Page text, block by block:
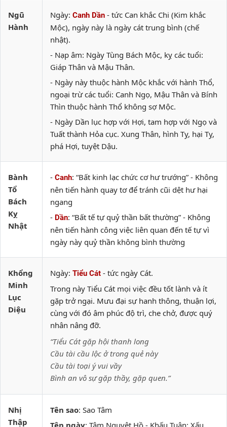
Ngũ
Hành
Ngày: Canh Dần - tức Can khắc Chi (Kim khắc
Mộc), ngày này là ngày cát trung bình (chế
nhật).
- Nạp âm: Ngày Tùng Bách Mộc, kỵ các tuổi:
Giáp Thân và Mậu Thân.
- Ngày này thuộc hành Mộc khắc với hành Thổ,
ngoại trừ các tuổi: Canh Ngọ, Mậu Thân và Bính
Thìn thuộc hành Thổ không sợ Mộc.
- Ngày Dần lục hợp với Hợi, tam hợp với Ngọ và
Tuất thành Hỏa cục. Xung Thân, hình Tỵ, hại Tỵ,
phá Hợi, tuyệt Dậu.
Bành
Tổ
Bách
Kỵ
Nhật
- Canh: “Bất kinh lạc chức cơ hư trướng” - Không
nên tiến hành quay tơ để tránh cũi dệt hư hại
ngang
- Dần: “Bất tế tự quỷ thần bất thường” - Không
nên tiến hành công việc liên quan đến tế tự vì
ngày này quỷ thần không bình thường
Khổng
Minh
Lục
Diệu
Ngày: Tiểu Cát - tức ngày Cát.
Trong này Tiểu Cát mọi việc đều tốt lành và ít
gặp trở ngại. Mưu đại sự hanh thông, thuận lợi,
cùng với đó âm phúc độ trì, che chở, được quý
nhân nâng đỡ.
“Tiểu Cát gặp hội thanh long
Cầu tài cầu lộc ở trong quẻ này
Cầu tài toại ý vui vầy
Bình an vô sự gặp thầy, gặp quen.”
Nhị
Thập
Tên sao: Sao Tâm
Tên ngày: Tâm Nguyệt Hồ - Khấu Tuân: Xấu